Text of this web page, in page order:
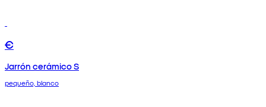
€
Jarrón cerámico S
pequeño, blanco